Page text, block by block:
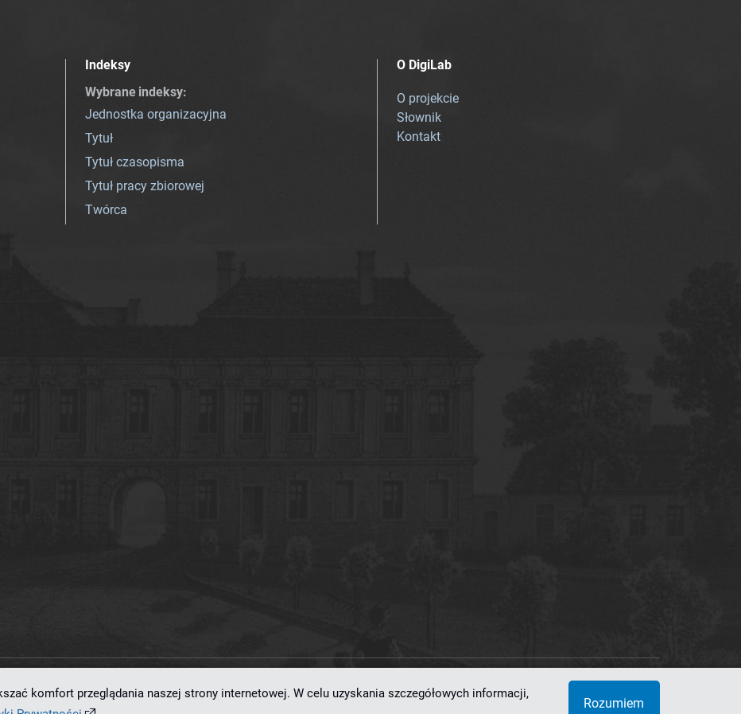
Indeksy
Wybrane indeksy:
Jednostka organizacyjna
Tytuł
Tytuł czasopisma
Tytuł pracy zbiorowej
Twórca
O DigiLab
O projekcie
Słownik
Kontakt
dLibra 7.0.0-SNAPSHOT opracowanemu przezPoznańskie Centrum Superkomputerowo-Sieciowe
komfort przeglądania naszej strony internetowej. W celu uzyskania szczegółowych informacji,
Rozumiem